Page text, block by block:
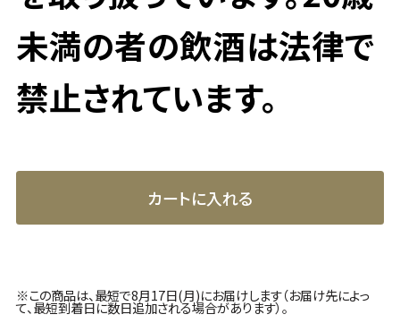
未満の者の飲酒は法律で
禁止されています。
カートに入れる
※この商品は、最短で8月17日(月)にお届けします（お届け先によっ
て、最短到着日に数日追加される場合があります）。